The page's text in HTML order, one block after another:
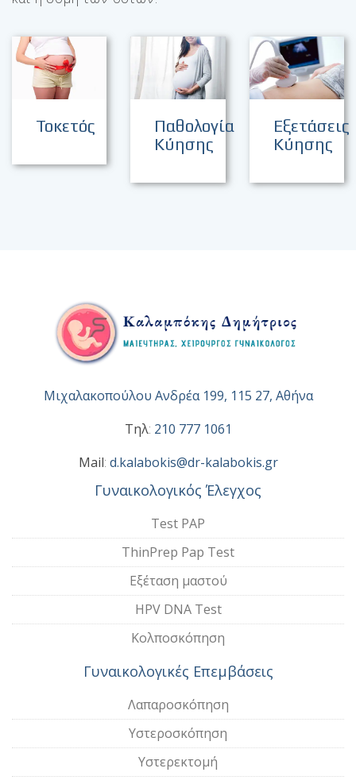
Τοκετός
Παθολογία
Κύησης
Εξετάσεις
Κύησης
Μιχαλακοπούλου Ανδρέα 199, 115 27, Αθήνα
Τηλ: 210 777 1061
Mail: d.kalabokis@dr-kalabokis.gr
Γυναικολογικός Έλεγχος
Test PAP
ThinPrep Pap Test
Εξέταση μαστού
HPV DNA Test
Κολποσκόπηση
Γυναικολογικές Επεμβάσεις
Λαπαροσκόπηση
Υστεροσκόπηση
Υστερεκτομή